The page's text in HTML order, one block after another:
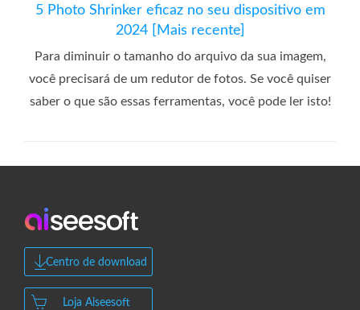
5 Photo Shrinker eficaz no seu dispositivo em
2024 [Mais recente]
Para diminuir o tamanho do arquivo da sua imagem,
você precisará de um redutor de fotos. Se você quiser
saber o que são essas ferramentas, você pode ler isto!
Centro de download
Loja Aiseesoft